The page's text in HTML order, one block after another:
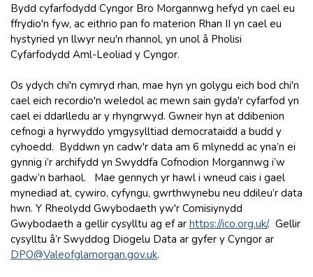
Bydd cyfarfodydd Cyngor Bro Morgannwg hefyd yn cael eu
ffrydio'n fyw, ac eithrio pan fo materion Rhan II yn cael eu
hystyried yn llwyr neu'n rhannol, yn unol â Pholisi
Cyfarfodydd Aml-Leoliad y Cyngor.
Os ydych chi'n cymryd rhan, mae hyn yn golygu eich bod chi'n
cael eich recordio'n weledol ac mewn sain gyda'r cyfarfod yn
cael ei ddarlledu ar y rhyngrwyd. Gwneir hyn at ddibenion
cefnogi a hyrwyddo ymgysylltiad democrataidd a budd y
cyhoedd. Byddwn yn cadw'r data am 6 mlynedd ac yna’n ei
gynnig i’r archifydd yn Swyddfa Cofnodion Morgannwg i’w
gadw’n barhaol. Mae gennych yr hawl i wneud cais i gael
mynediad at, cywiro, cyfyngu, gwrthwynebu neu ddileu’r data
hwn. Y Rheolydd Gwybodaeth yw'r Comisiynydd
Gwybodaeth a gellir cysylltu ag ef ar https://ico.org.uk/. Gellir
cysylltu â’r Swyddog Diogelu Data ar gyfer y Cyngor ar
DPO@Valeofglamorgan.gov.uk.